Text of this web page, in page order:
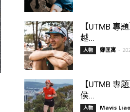
【UTMB 專
越...
人物 鄭匡寓 -
【UTMB 專
侯...
人物 Mavis Liao